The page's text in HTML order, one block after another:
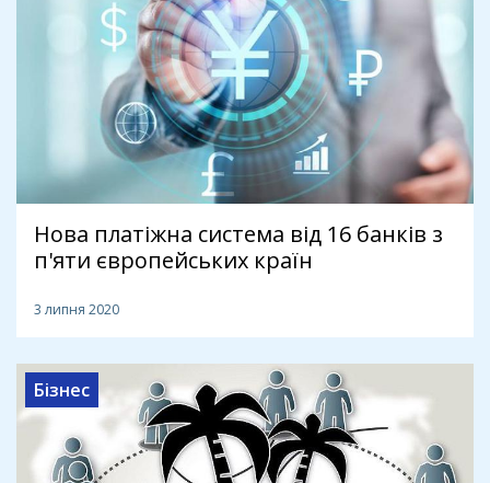
Нова платіжна система від 16 банків з
п'яти європейських країн
3 липня 2020
Бізнес